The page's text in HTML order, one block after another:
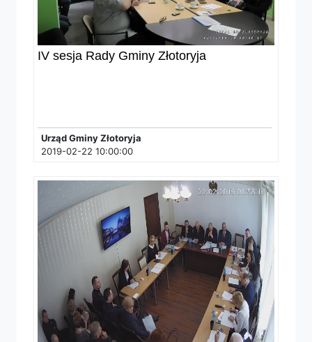
IV sesja Rady Gminy Złotoryja
Urząd Gminy Złotoryja
2019-02-22 10:00:00